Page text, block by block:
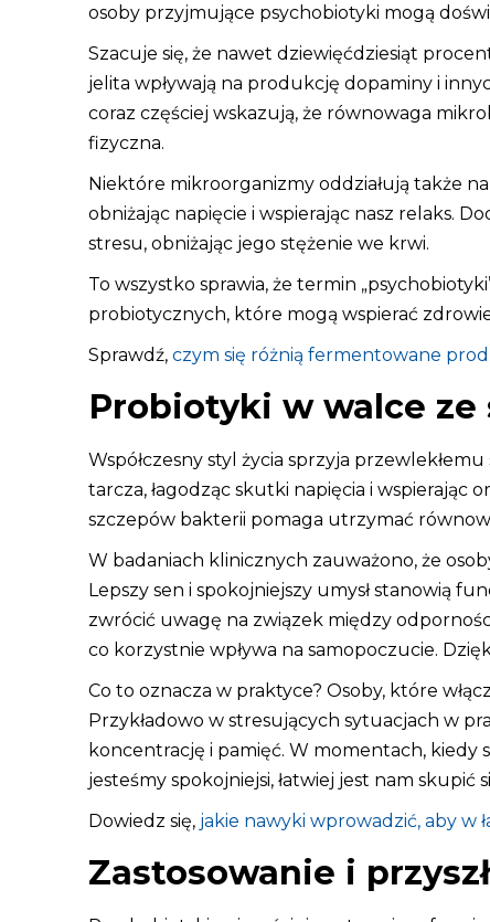
osoby przyjmujące psychobiotyki mogą
Szacuje się, że nawet dziewięćdziesiąt
jelita wpływają na produkcję dopaminy i
coraz częściej wskazują, że równowaga
fizyczna.
Niektóre mikroorganizmy oddziałują także
obniżając napięcie i wspierając nasz relaks.
stresu, obniżając jego stężenie we krwi.
To wszystko sprawia, że termin
probiotycznych, które mogą wspierać
Sprawdź, czym się różnią fermentowane
Probiotyki w walce ze
Współczesny styl życia sprzyja
tarcza, łagodząc skutki napięcia i
szczepów bakterii pomaga utrzymać
W badaniach klinicznych zauważono, że
Lepszy sen i spokojniejszy umysł stanowią
zwrócić uwagę na związek między
co korzystnie wpływa na samopoczucie.
Co to oznacza w praktyce? Osoby, które
Przykładowo w stresujących sytuacjach w
koncentrację i pamięć. W momentach, kiedy
jesteśmy spokojniejsi, łatwiej jest nam skupić
Dowiedz się, jakie nawyki wprowadzić, aby w
Zastosowanie i